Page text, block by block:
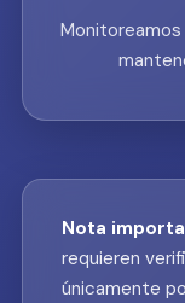
Nota
requieren
únicamente